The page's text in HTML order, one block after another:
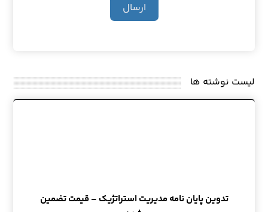
ارسال
لیست نوشته ها
تدوین پایان نامه مدیریت استراتژیک – قیمت تضمین